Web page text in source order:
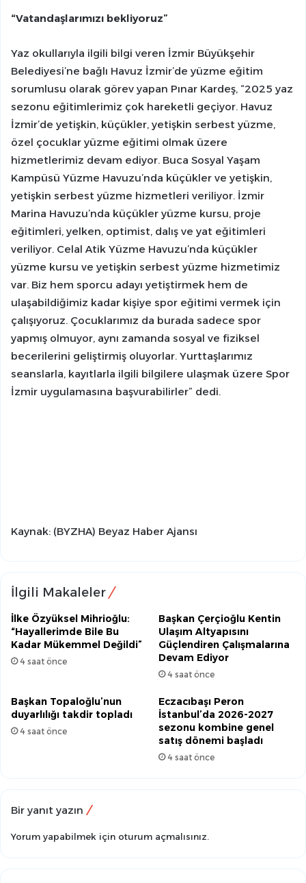
“Vatandaşlarımızı bekliyoruz”
Yaz okullarıyla ilgili bilgi veren İzmir Büyükşehir
Belediyesi’ne bağlı Havuz İzmir’de yüzme eğitim
sorumlusu olarak görev yapan Pınar Kardeş, “2025 yaz
sezonu eğitimlerimiz çok hareketli geçiyor. Havuz
İzmir’de yetişkin, küçükler, yetişkin serbest yüzme,
özel çocuklar yüzme eğitimi olmak üzere
hizmetlerimiz devam ediyor. Buca Sosyal Yaşam
Kampüsü Yüzme Havuzu’nda küçükler ve yetişkin,
yetişkin serbest yüzme hizmetleri veriliyor. İzmir
Marina Havuzu’nda küçükler yüzme kursu, proje
eğitimleri, yelken, optimist, dalış ve yat eğitimleri
veriliyor. Celal Atik Yüzme Havuzu’nda küçükler
yüzme kursu ve yetişkin serbest yüzme hizmetimiz
var. Biz hem sporcu adayı yetiştirmek hem de
ulaşabildiğimiz kadar kişiye spor eğitimi vermek için
çalışıyoruz. Çocuklarımız da burada sadece spor
yapmış olmuyor, aynı zamanda sosyal ve fiziksel
becerilerini geliştirmiş oluyorlar. Yurttaşlarımız
seanslarla, kayıtlarla ilgili bilgilere ulaşmak üzere Spor
İzmir uygulamasına başvurabilirler” dedi.
Kaynak: (BYZHA) Beyaz Haber Ajansı
İlgili Makaleler
İlke Özyüksel Mihrioğlu:
“Hayallerimde Bile Bu
Kadar Mükemmel Değildi”
4 saat önce
Başkan Çerçioğlu Kentin
Ulaşım Altyapısını
Güçlendiren Çalışmalarına
Devam Ediyor
4 saat önce
Başkan Topaloğlu’nun
duyarlılığı takdir topladı
4 saat önce
Eczacıbaşı Peron
İstanbul’da 2026-2027
sezonu kombine genel
satış dönemi başladı
4 saat önce
Bir yanıt yazın
Yorum yapabilmek için oturum açmalısınız.